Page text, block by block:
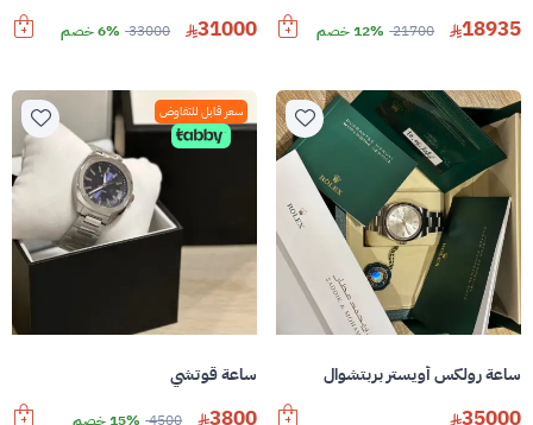
18935
21700 12% خصم 31000
33000 6% خصم
ساعة رولكس أويستر بربتشوال
35000
سعر قابل للتفاوض
ساعة قوتشي
3800
4500 15% خصم